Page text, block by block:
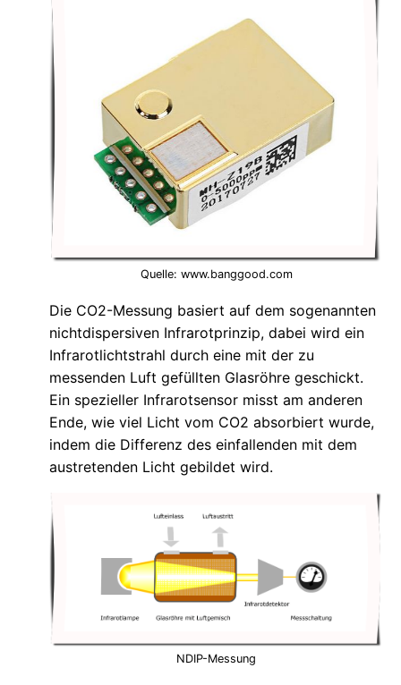
Quelle: www.banggood.com
Die CO2-Messung basiert auf dem sogenannten
nichtdispersiven Infrarotprinzip, dabei wird ein
Infrarotlichtstrahl durch eine mit der zu
messenden Luft gefüllten Glasröhre geschickt.
Ein spezieller Infrarotsensor misst am anderen
Ende, wie viel Licht vom CO2 absorbiert wurde,
indem die Differenz des einfallenden mit dem
austretenden Licht gebildet wird.
NDIP-Messung